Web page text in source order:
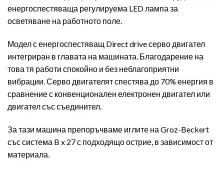
енергоспестяваща регулируема LED лампа за
осветяване на работното поле.
Модел с енергоспестяващ Direct drive серво двигател
интегриран в главата на машината. Благодарение на
това тя работи спокойно и без неблагоприятни
вибрации. Серво двигателят спестява до 70% енергия в
сравнение с конвенционален електронен двигател или
двигател със съединител.
За тази машина препоръчваме иглите на Groz-Beckert
със система B x 27 с подходящо острие, в зависимост от
материала.